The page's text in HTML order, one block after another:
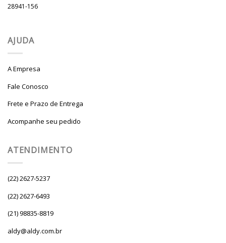
28941-156
AJUDA
A Empresa
Fale Conosco
Frete e Prazo de Entrega
Acompanhe seu pedido
ATENDIMENTO
(22) 2627-5237
(22) 2627-6493
(21) 98835-8819
aldy@aldy.com.br